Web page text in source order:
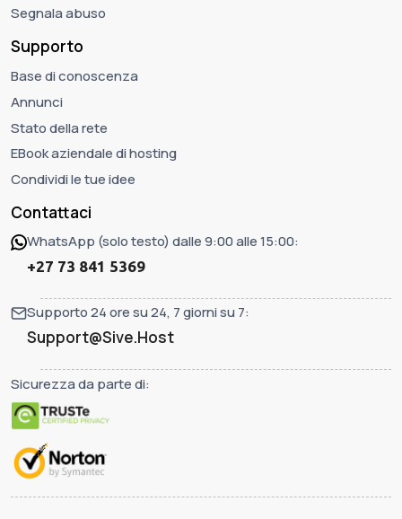
Segnala abuso
Supporto
Base di conoscenza
Annunci
Stato della rete
EBook aziendale di hosting
Condividi le tue idee
Contattaci
WhatsApp (solo testo) dalle 9:00 alle 15:00:
+27 73 841 5369
Supporto 24 ore su 24, 7 giorni su 7:
Support@Sive.Host
Sicurezza da parte di: